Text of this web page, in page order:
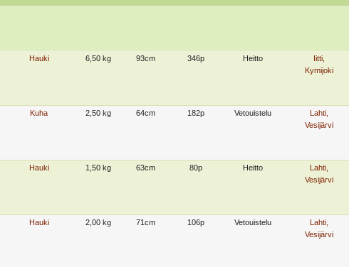
Hauki 6,50 kg 93cm 346p Heitto
Iitti,
Kymijoki
Kuha 2,50 kg 64cm 182p Vetouistelu
Lahti,
Vesijärvi
Hauki 1,50 kg 63cm 80p Heitto
Lahti,
Vesijärvi
Hauki 2,00 kg 71cm 106p Vetouistelu
Lahti,
Vesijärvi